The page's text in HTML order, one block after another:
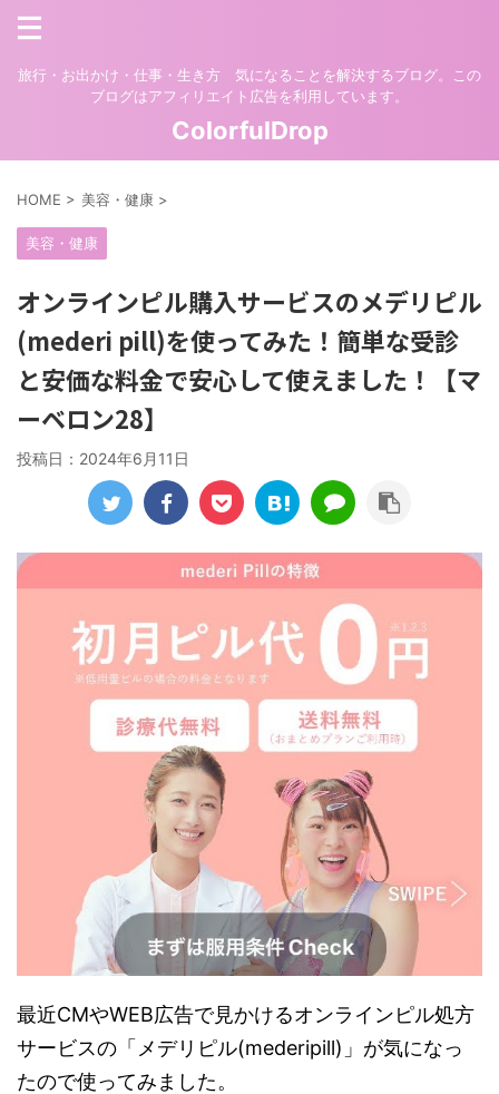
旅行・お出かけ・仕事・生き方 気になることを解決するブログ。この
ブログはアフィリエイト広告を利用しています。
ColorfulDrop
HOME > 美容・健康 >
美容・健康
オンラインピル購入サービスのメデリピル
(mederi pill)を使ってみた！簡単な受診
と安価な料金で安心して使えました！【マ
ーベロン28】
投稿日： 2024年6月11日
最近CMやWEB広告で見かけるオンラインピル処方
サービスの「メデリピル(mederipill)」が気になっ
たので使ってみました。